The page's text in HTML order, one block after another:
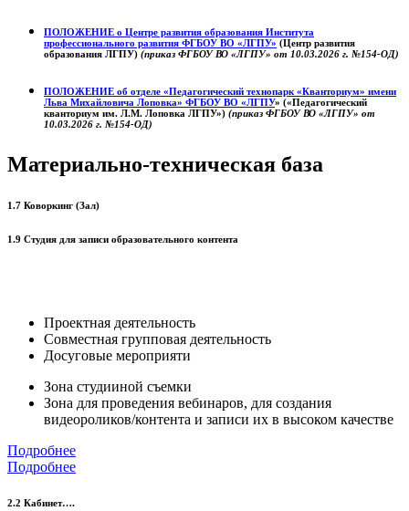
ПОЛОЖЕНИЕ о Центре развития образования Института
профессионального развития ФГБОУ ВО «ЛГПУ» (Центр развития
образования ЛГПУ) (приказ ФГБОУ ВО «ЛГПУ» от 10.03.2026 г. №154-ОД)
ПОЛОЖЕНИЕ об отделе «Педагогический технопарк «Кванториум» имени
Льва Михайловича Лоповка» ФГБОУ ВО «ЛГПУ» («Педагогический
кванториум им. Л.М. Лоповка ЛГПУ») (приказ ФГБОУ ВО «ЛГПУ» от
10.03.2026 г. №154-ОД)
Материально-техническая база
1.7 Коворкинг (Зал)
1.9 Студия для записи образовательного контента
Проектная деятельность
Совместная групповая деятельность
Досуговые мероприяти
Зона студииной съемки
Зона для проведения вебинаров, для создания
видеороликов/контента и записи их в высоком качестве
Подробнее
Подробнее
2.2 Кабинет….